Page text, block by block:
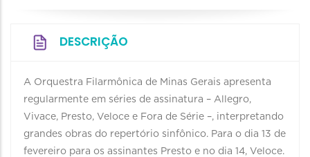
DESCRIÇÃO
A Orquestra Filarmônica de Minas Gerais apresenta
regularmente em séries de assinatura – Allegro,
Vivace, Presto, Veloce e Fora de Série –, interpretando
grandes obras do repertório sinfônico. Para o dia 13 de
fevereiro para os assinantes Presto e no dia 14, Veloce.